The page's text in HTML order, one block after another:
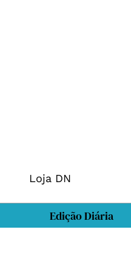
Loja DN
Edição Diária